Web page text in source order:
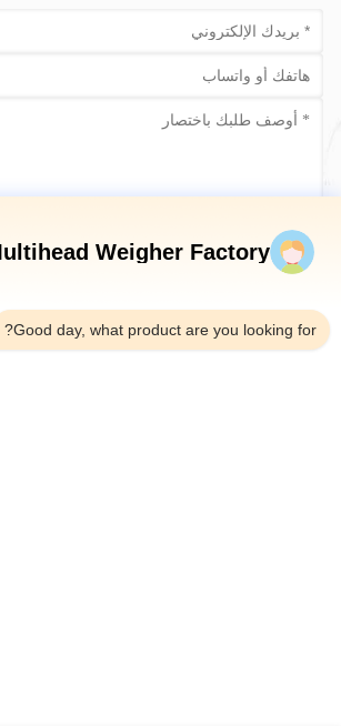
أرسلي الآن
Weigher Factory
Good day, what product are you looking for?